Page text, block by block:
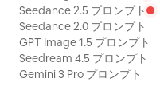
Seedance 2.5 プロンプト
Seedance 2.0 プロンプト
GPT Image 1.5 プロンプト
Seedream 4.5 プロンプト
Gemini 3 Pro プロンプト